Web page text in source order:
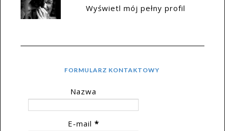
Wyświetl mój pełny profil
FORMULARZ KONTAKTOWY
Nazwa
E-mail *